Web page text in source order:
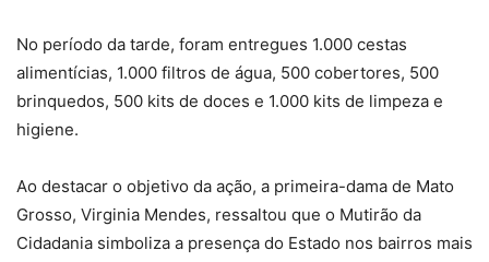
No período da tarde, foram entregues 1.000 cestas
alimentícias, 1.000 filtros de água, 500 cobertores, 500
brinquedos, 500 kits de doces e 1.000 kits de limpeza e
higiene.
Ao destacar o objetivo da ação, a primeira-dama de Mato
Grosso, Virginia Mendes, ressaltou que o Mutirão da
Cidadania simboliza a presença do Estado nos bairros mais